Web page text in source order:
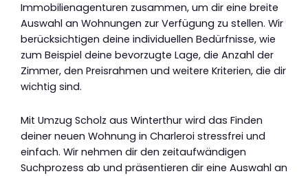
Immobilienagenturen zusammen, um dir eine breite
Auswahl an Wohnungen zur Verfügung zu stellen. Wir
berücksichtigen deine individuellen Bedürfnisse, wie
zum Beispiel deine bevorzugte Lage, die Anzahl der
Zimmer, den Preisrahmen und weitere Kriterien, die dir
wichtig sind.
Mit Umzug Scholz aus Winterthur wird das Finden
deiner neuen Wohnung in Charleroi stressfrei und
einfach. Wir nehmen dir den zeitaufwändigen
Suchprozess ab und präsentieren dir eine Auswahl an